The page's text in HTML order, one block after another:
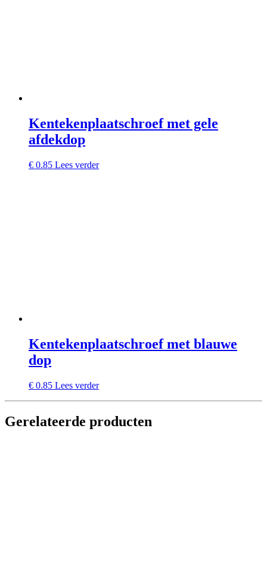
Kentekenplaatschroef met gele
afdekdop
€ 0.85 Lees verder
Kentekenplaatschroef met blauwe
dop
€ 0.85 Lees verder
Gerelateerde producten